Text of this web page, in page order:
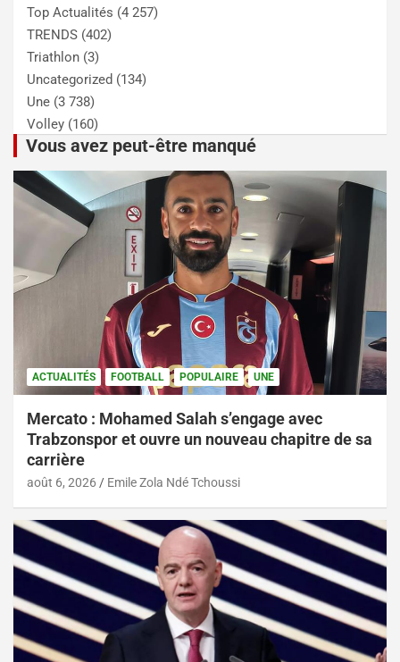
Top Actualités (4 257)
TRENDS (402)
Triathlon (3)
Uncategorized (134)
Une (3 738)
Volley (160)
Vous avez peut-être manqué
ACTUALITÉS FOOTBALL POPULAIRE UNE
Mercato : Mohamed Salah s’engage avec
Trabzonspor et ouvre un nouveau chapitre de sa
carrière
août 6, 2026 Emile Zola Ndé Tchoussi